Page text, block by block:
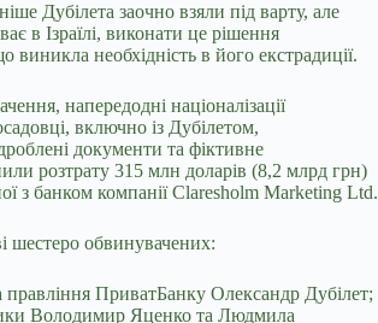
Дубілета заочно взяли під варту, але
в Ізраїлі, виконати це рішення
необхідність в його екстрадиції.
напередодні націоналізації
включно із Дубілетом,
документи та фіктивне
розтрату 315 млн доларів (8,2 млрд грн)
з банком компанії Claresholm Marketing Ltd.
шестеро обвинувачених:
правління ПриватБанку Олександр Дубілет;
Володимир Яценко та Людмила